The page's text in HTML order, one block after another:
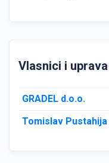
Vlasnici i uprava
GRADEL d.o.o.
Tomislav Pustahija